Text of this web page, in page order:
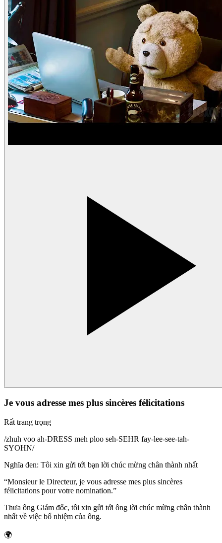
Je vous adresse mes plus sincères félicitations
Rất trang trọng
/zhuh voo ah-DRESS meh ploo seh-SEHR fay-lee-see-tah-
SYOHN/
Nghĩa đen: Tôi xin gửi tới bạn lời chúc mừng chân thành nhất
“Monsieur le Directeur, je vous adresse mes plus sincères
félicitations pour votre nomination.”
Thưa ông Giám đốc, tôi xin gửi tới ông lời chúc mừng chân thành
nhất về việc bổ nhiệm của ông.
🌍